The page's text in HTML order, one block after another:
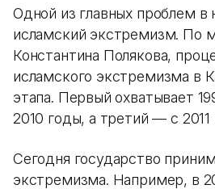
Одной из главных проблем в
исламский экстремизм. По
Константина Полякова,
исламского экстремизма в
этапа. Первый охватывает
2010 годы, а третий — с
Сегодня государство
экстремизма. Например, в